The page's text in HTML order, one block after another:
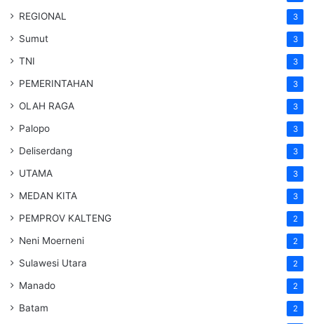
REGIONAL 3
Sumut 3
TNI 3
PEMERINTAHAN 3
OLAH RAGA 3
Palopo 3
Deliserdang 3
UTAMA 3
MEDAN KITA 3
PEMPROV KALTENG 2
Neni Moerneni 2
Sulawesi Utara 2
Manado 2
Batam 2